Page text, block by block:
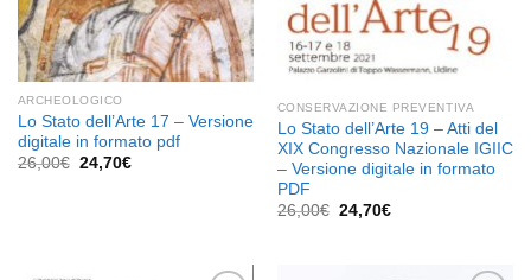
ARCHEOLOGICO
Lo Stato dell’Arte 17 – Versione
digitale in formato pdf
26,00€ Il
24,70€Il
CONSERVAZIONE PREVENTIVA
Lo Stato dell’Arte 19 – Atti del
XIX Congresso Nazionale IGIIC
– Versione digitale in formato
PDF
26,00€ Il
24,70€Il